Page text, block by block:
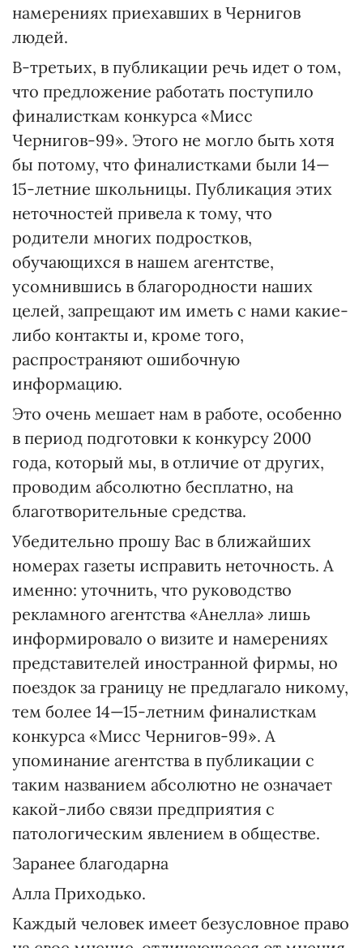
намерениях приехавших в Чернигов
людей.
В-третьих, в публикации речь идет о том,
что предложение работать поступило
финалисткам конкурса «Мисс
Чернигов-99». Этого не могло быть хотя
бы потому, что финалистками были 14—
15-летние школьницы. Публикация этих
неточностей привела к тому, что
родители многих подростков,
обучающихся в нашем агентстве,
усомнившись в благородности наших
целей, запрещают им иметь с нами какие-
либо контакты и, кроме того,
распространяют ошибочную
информацию.
Это очень мешает нам в работе, особенно
в период подготовки к конкурсу 2000
года, который мы, в отличие от других,
проводим абсолютно бесплатно, на
благотворительные средства.
Убедительно прошу Вас в ближайших
номерах газеты исправить неточность. А
именно: уточнить, что руководство
рекламного агентства «Анелла» лишь
информировало о визите и намерениях
представителей иностранной фирмы, но
поездок за границу не предлагало никому,
тем более 14—15-летним финалисткам
конкурса «Мисс Чернигов-99». А
упоминание агентства в публикации с
таким названием абсолютно не означает
какой-либо связи предприятия с
патологическим явлением в обществе.
Заранее благодарна
Алла Приходько.
Каждый человек имеет безусловное право